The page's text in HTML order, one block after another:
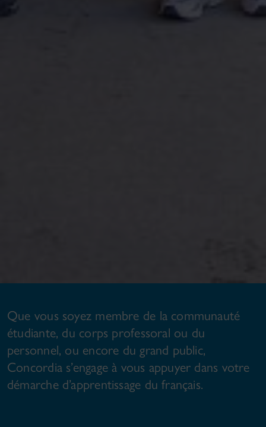
Que vous soyez membre de la communauté
étudiante, du corps professoral ou du
personnel, ou encore du grand public,
Concordia s’engage à vous appuyer dans votre
démarche d’apprentissage du français.